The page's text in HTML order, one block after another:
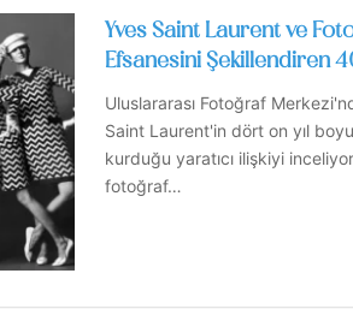
Yves Saint Laurent ve
Efsanesini Şekillendiren
Uluslararası Fotoğraf
Saint Laurent'in dört on yıl
kurduğu yaratıcı ilişkiyi
fotoğraf…